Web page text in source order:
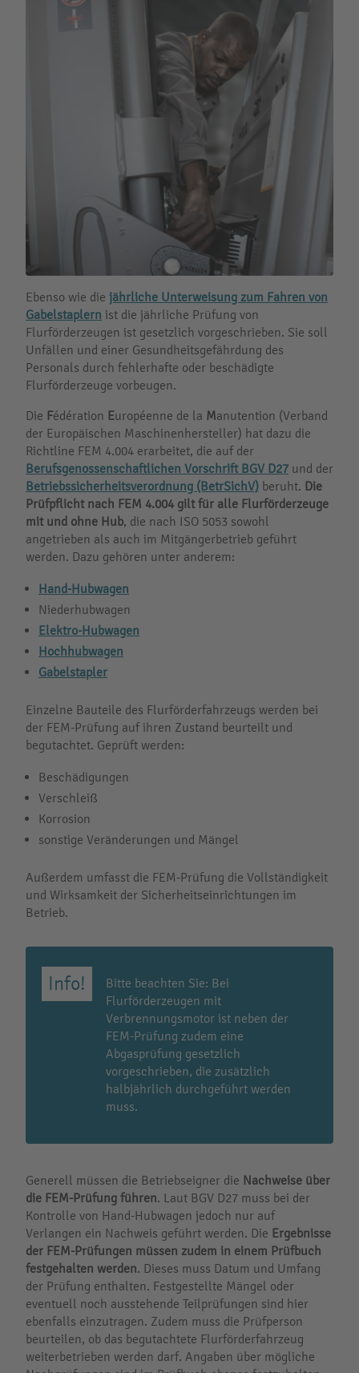
Ebenso wie die jährliche Unterweisung zum Fahren von
Gabelstaplern ist die jährliche Prüfung von
Flurförderzeugen ist gesetzlich vorgeschrieben. Sie soll
Unfällen und einer Gesundheitsgefährdung des
Personals durch fehlerhafte oder beschädigte
Flurförderzeuge vorbeugen.
Die Fédération Européenne de la Manutention (Verband
der Europäischen Maschinenhersteller) hat dazu die
Richtline FEM 4.004 erarbeitet, die auf der
Berufsgenossenschaftlichen Vorschrift BGV D27 und der
Betriebssicherheitsverordnung (BetrSichV) beruht. Die
Prüfpflicht nach FEM 4.004 gilt für alle Flurförderzeuge
mit und ohne Hub, die nach ISO 5053 sowohl
angetrieben als auch im Mitgängerbetrieb geführt
werden. Dazu gehören unter anderem:
Hand-Hubwagen
Niederhubwagen
Elektro-Hubwagen
Hochhubwagen
Gabelstapler
Einzelne Bauteile des Flurförderfahrzeugs werden bei
der FEM-Prüfung auf ihren Zustand beurteilt und
begutachtet. Geprüft werden:
Beschädigungen
Verschleiß
Korrosion
sonstige Veränderungen und Mängel
Außerdem umfasst die FEM-Prüfung die Vollständigkeit
und Wirksamkeit der Sicherheitseinrichtungen im
Betrieb.
Bitte beachten Sie: Bei
Flurförderzeugen mit
Verbrennungsmotor ist neben der
FEM-Prüfung zudem eine
Abgasprüfung gesetzlich
vorgeschrieben, die zusätzlich
halbjährlich durchgeführt werden
muss.
Generell müssen die Betriebseigner die Nachweise über
die FEM-Prüfung führen. Laut BGV D27 muss bei der
Kontrolle von Hand-Hubwagen jedoch nur auf
Verlangen ein Nachweis geführt werden. Die Ergebnisse
der FEM-Prüfungen müssen zudem in einem Prüfbuch
festgehalten werden. Dieses muss Datum und Umfang
der Prüfung enthalten. Festgestellte Mängel oder
eventuell noch ausstehende Teilprüfungen sind hier
ebenfalls einzutragen. Zudem muss die Prüfperson
beurteilen, ob das begutachtete Flurförderfahrzeug
weiterbetrieben werden darf. Angaben über mögliche